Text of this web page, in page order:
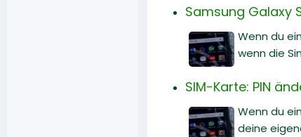
Samsung Galaxy
Wenn du
wenn die
SIM-Karte: PIN
Wenn du
deine